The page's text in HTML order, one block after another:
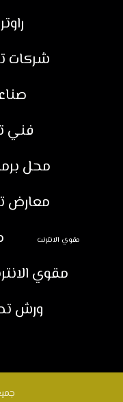
شركات
فني
محل
معارض
مقوي الانترنت
مقوي
ورش